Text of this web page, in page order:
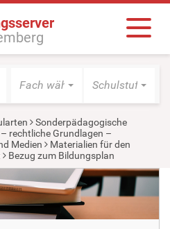
Fach wählen Schulstufe
Sonderpädagogische
rechtliche Grundlagen –
Medien
Materialien für den
Bezug zum Bildungsplan